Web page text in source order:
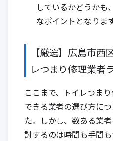
しているかどうかも
なポイントとなります
【厳選】広島市西
レつまり修理業者
ここまで、トイレつま
できる業者の選び方に
た。しかし、数ある業
討するのは時間も手間